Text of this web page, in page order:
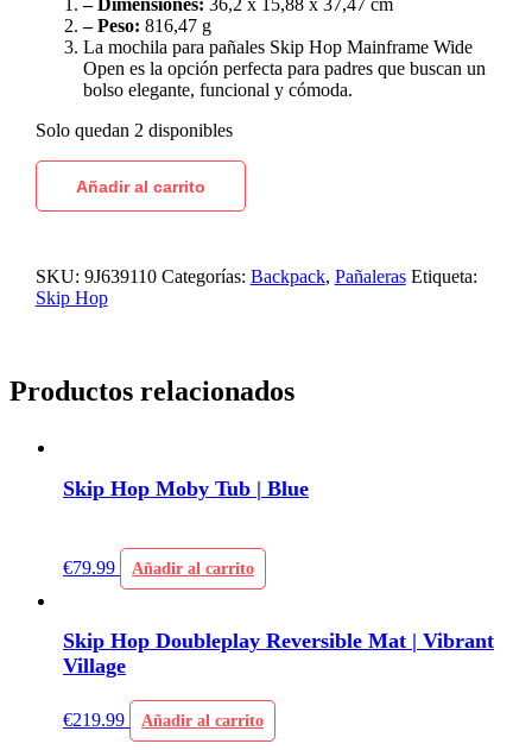
– Peso: 816,47 g
La mochila para pañales Skip Hop Mainframe Wide
Open es la opción perfecta para padres que buscan un
bolso elegante, funcional y cómoda.
Solo quedan 2 disponibles
Añadir al carrito
SKU: 9J639110 Categorías: Backpack, Pañaleras Etiqueta:
Skip Hop
Productos relacionados
Skip Hop Moby Tub | Blue
€79.99 Añadir al carrito
Skip Hop Doubleplay Reversible Mat | Vibrant
Village
€219.99 Añadir al carrito